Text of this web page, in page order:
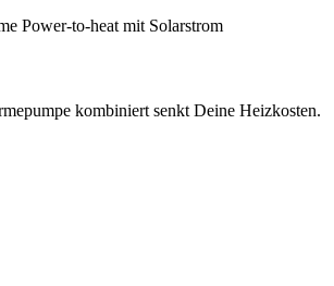
kombiniert senkt Deine Heizkosten.